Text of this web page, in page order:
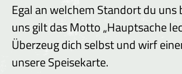
Egal an welchem Standort du uns
uns gilt das Motto „Hauptsache
Überzeug dich selbst und wirf
unsere Speisekarte.